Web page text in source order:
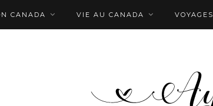
CANADA VIE AU CANADA VOYAGES